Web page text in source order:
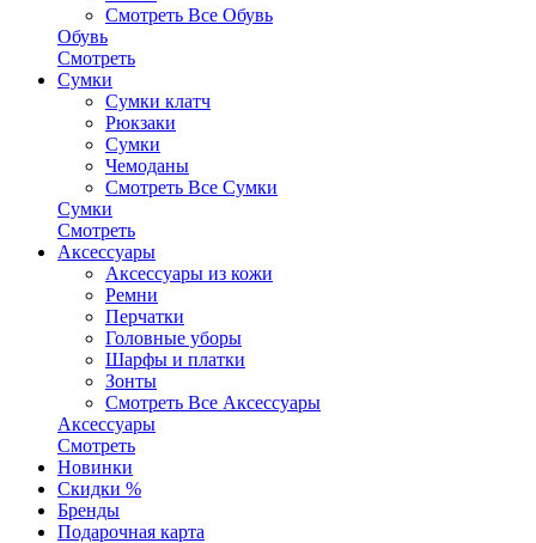
Смотреть Все Обувь
Обувь
Смотреть
Сумки
Сумки клатч
Рюкзаки
Сумки
Чемоданы
Смотреть Все Сумки
Сумки
Смотреть
Аксессуары
Аксессуары из кожи
Ремни
Перчатки
Головные уборы
Шарфы и платки
Зонты
Смотреть Все Аксессуары
Аксессуары
Смотреть
Новинки
Скидки %
Бренды
Подарочная карта